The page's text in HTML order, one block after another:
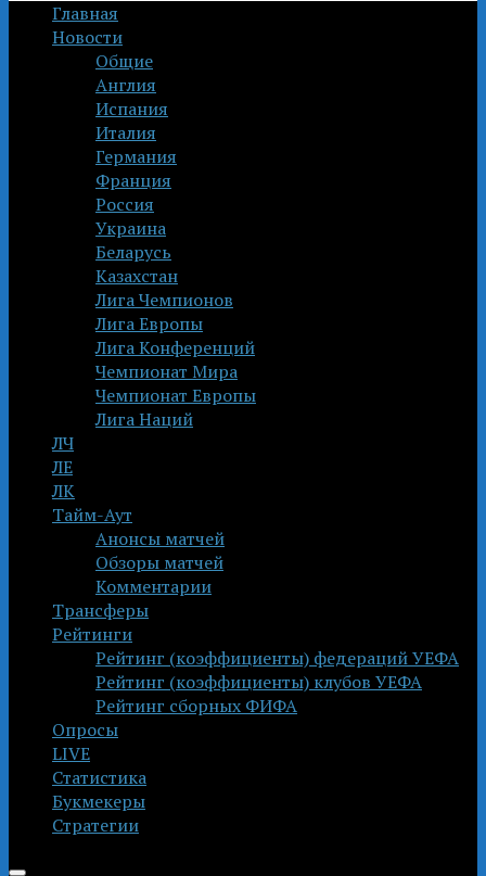
Главная
Новости
Общие
Англия
Испания
Италия
Германия
Франция
Россия
Украина
Беларусь
Казахстан
Лига Чемпионов
Лига Европы
Лига Конференций
Чемпионат Мира
Чемпионат Европы
Лига Наций
ЛЧ
ЛЕ
ЛК
Тайм-Аут
Анонсы матчей
Обзоры матчей
Комментарии
Трансферы
Рейтинги
Рейтинг (коэффициенты) федераций УЕФА
Рейтинг (коэффициенты) клубов УЕФА
Рейтинг сборных ФИФА
Опросы
LIVE
Статистика
Букмекеры
Стратегии